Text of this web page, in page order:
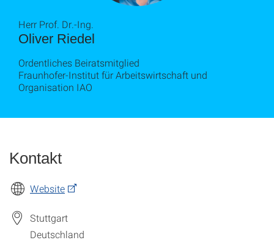
Oliver Riedel
Herr Prof. Dr.-Ing.
Ordentliches Beiratsmitglied
Fraunhofer-Institut für Arbeitswirtschaft und
Organisation IAO
Kontakt
Website
Stuttgart
Deutschland